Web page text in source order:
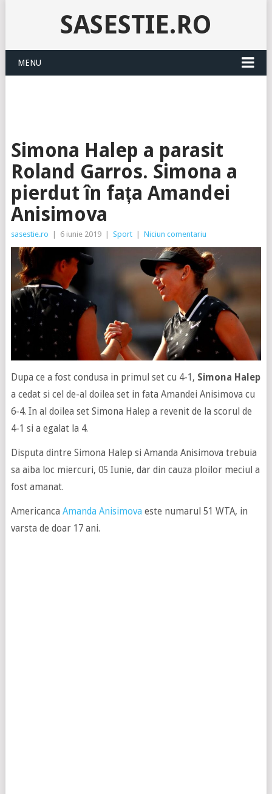
SASESTIE.RO
MENU
Simona Halep a parasit
Roland Garros. Simona a
pierdut în fața Amandei
Anisimova
sasestie.ro 6 iunie 2019 Sport Niciun comentariu
Dupa ce a fost condusa in primul set cu 4-1, Simona Halep
a cedat si cel de-al doilea set in fata Amandei Anisimova cu
6-4. In al doilea set Simona Halep a revenit de la scorul de
4-1 si a egalat la 4.
Disputa dintre Simona Halep si Amanda Anisimova trebuia
sa aiba loc miercuri, 05 Iunie, dar din cauza ploilor meciul a
fost amanat.
Americanca Amanda Anisimova este numarul 51 WTA, in
varsta de doar 17 ani.